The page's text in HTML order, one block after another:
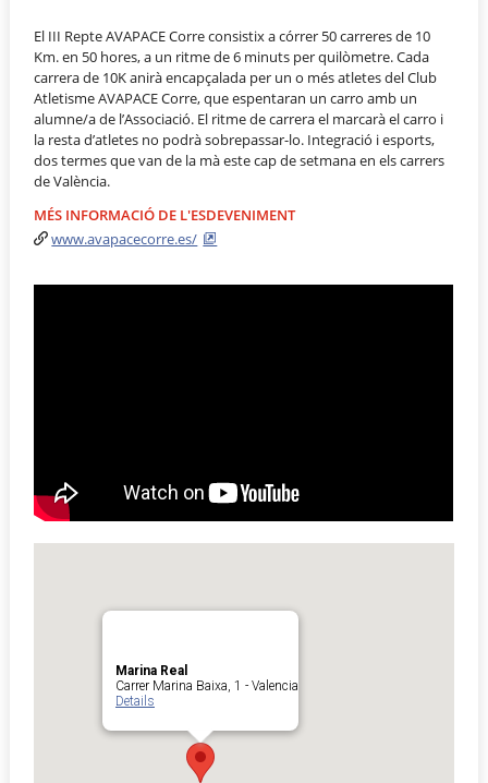
El III Repte AVAPACE Corre consistix a córrer 50 carreres de 10
Km. en 50 hores, a un ritme de 6 minuts per quilòmetre. Cada
carrera de 10K anirà encapçalada per un o més atletes del Club
Atletisme AVAPACE Corre, que espentaran un carro amb un
alumne/a de l’Associació. El ritme de carrera el marcarà el carro i
la resta d’atletes no podrà sobrepassar-lo. Integració i esports,
dos termes que van de la mà este cap de setmana en els carrers
de València.
MÉS INFORMACIÓ DE L'ESDEVENIMENT
www.avapacecorre.es/
Marina Real
Carrer Marina Baixa, 1 - Valencia
Details